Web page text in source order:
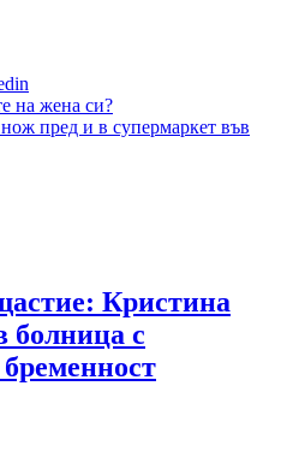
на жена си?
пред и в супермаркет във
Кристина
болница с